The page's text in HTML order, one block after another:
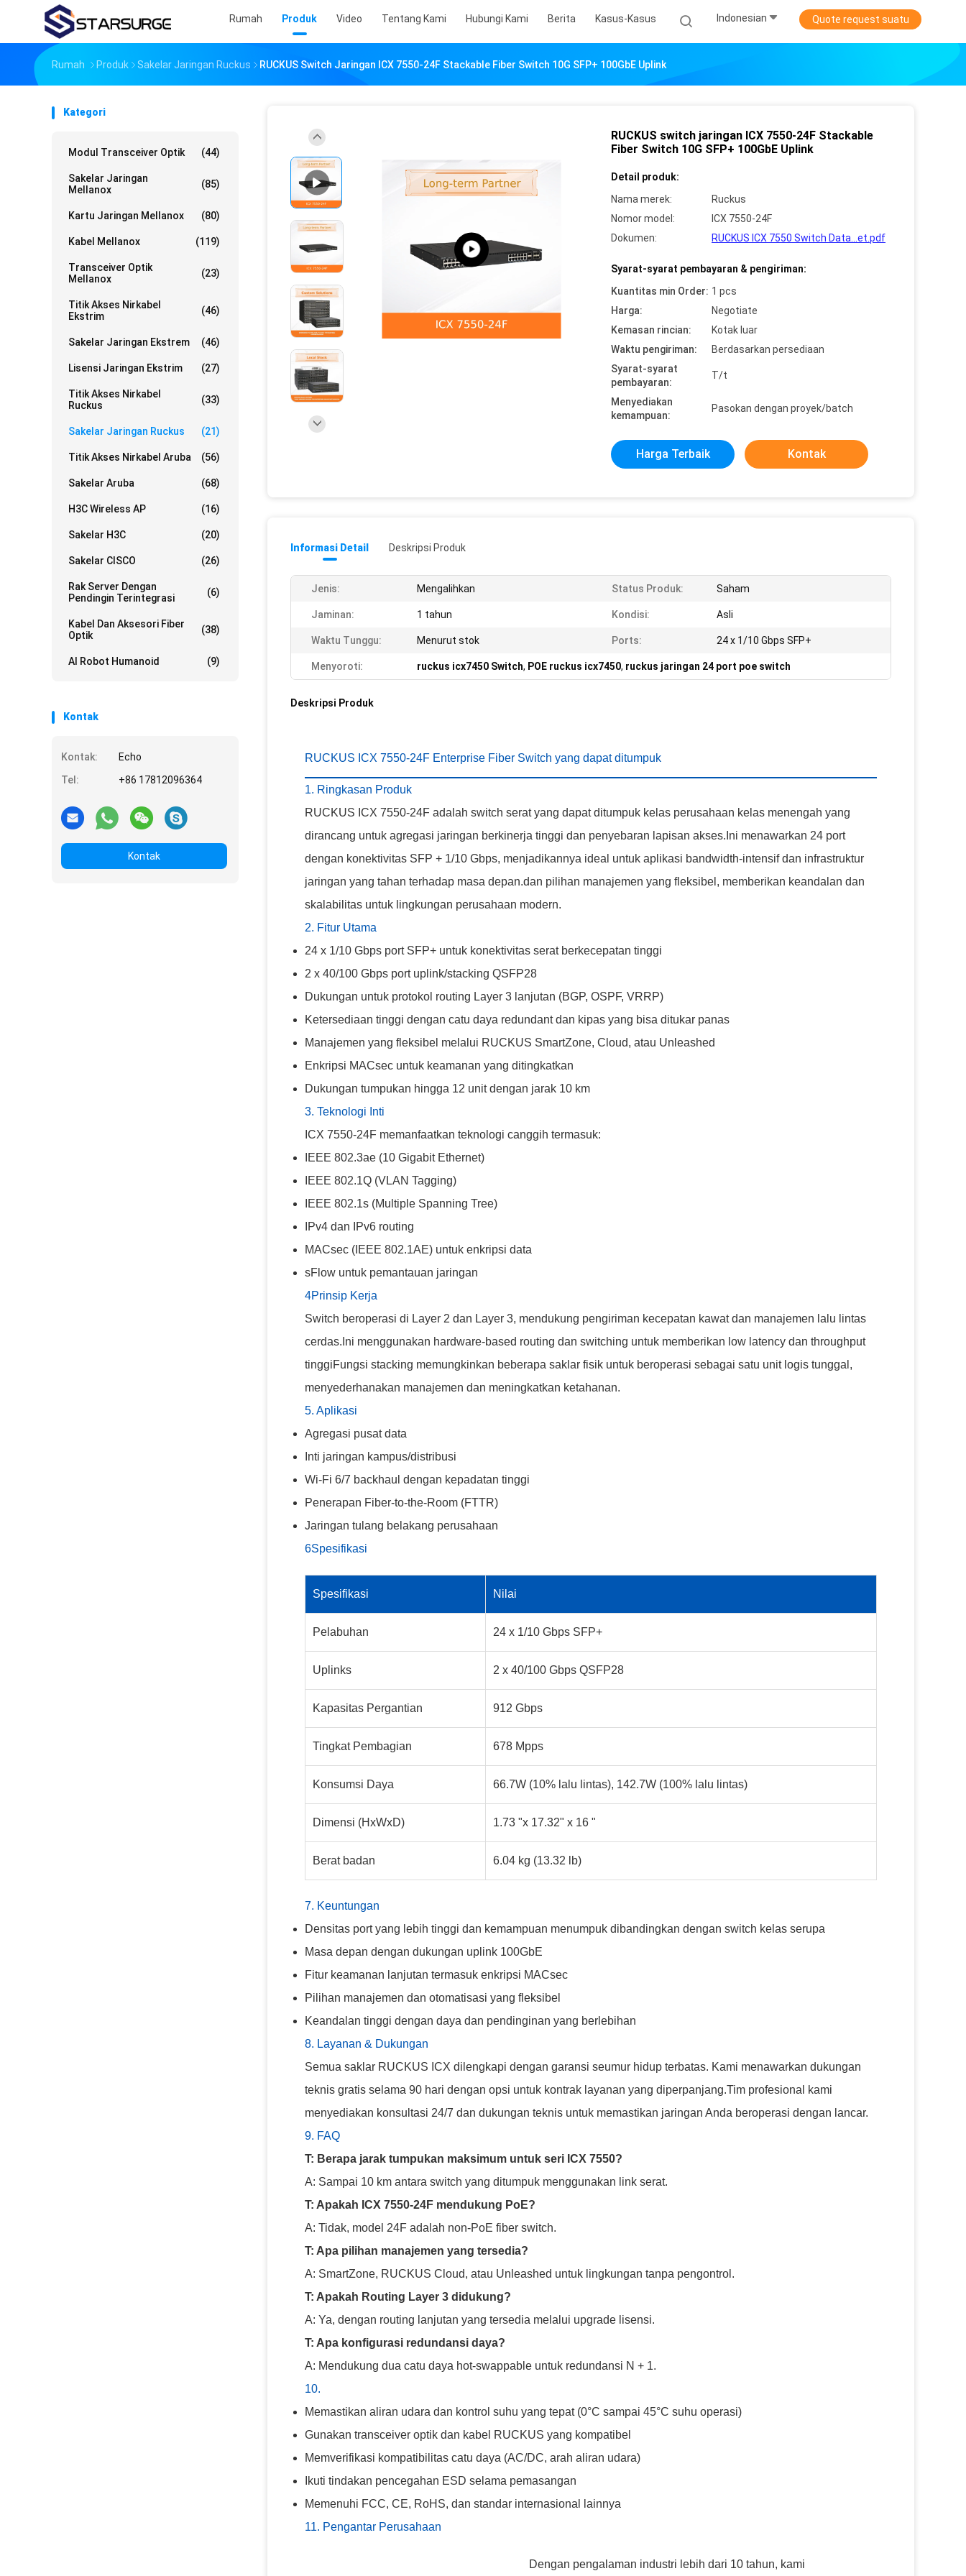
Rumah Produk Video Tentang Kami Hubungi Kami Berita Kasus-Kasus Indonesian Quote request suatu
Rumah Produk Sakelar Jaringan Ruckus RUCKUS Switch Jaringan ICX 7550-24F Stackable Fiber Switch 10G SFP+ 100GbE Uplink
Kategori
Modul Transceiver Optik (44)
Sakelar Jaringan
Mellanox
(85)
Kartu Jaringan Mellanox (80)
Kabel Mellanox (119)
Transceiver Optik
Mellanox
(23)
Titik Akses Nirkabel
Ekstrim
(46)
Sakelar Jaringan Ekstrem (46)
Lisensi Jaringan Ekstrim (27)
Titik Akses Nirkabel
Ruckus
(33)
Sakelar Jaringan Ruckus (21)
Titik Akses Nirkabel Aruba (56)
Sakelar Aruba (68)
H3C Wireless AP (16)
Sakelar H3C (20)
Sakelar CISCO (26)
Rak Server Dengan
Pendingin Terintegrasi
(6)
Kabel Dan Aksesori Fiber
Optik
(38)
AI Robot Humanoid (9)
Kontak
Kontak:
Echo
Tel:
+86 17812096364
Kontak
RUCKUS switch jaringan ICX 7550-24F Stackable
Fiber Switch 10G SFP+ 100GbE Uplink
Detail produk:
Nama merek:
Ruckus
Nomor model:
ICX 7550-24F
Dokumen:
RUCKUS ICX 7550 Switch Data...et.pdf
Syarat-syarat pembayaran & pengiriman:
Kuantitas min Order: 1 pcs
Harga:
Negotiate
Kemasan rincian:
Kotak luar
Waktu pengiriman:
Berdasarkan persediaan
Syarat-syarat
pembayaran:
T/t
Menyediakan
kemampuan:
Pasokan dengan proyek/batch
Harga Terbaik Kontak
Informasi Detail Deskripsi Produk
Jenis: Mengalihkan Status Produk: Saham
Jaminan: 1 tahun Kondisi: Asli
Waktu Tunggu: Menurut stok Ports: 24 x 1/10 Gbps SFP+
Menyoroti: ruckus icx7450 Switch, POE ruckus icx7450, ruckus jaringan 24 port poe switch
Deskripsi Produk
RUCKUS ICX 7550-24F Enterprise Fiber Switch yang dapat ditumpuk
1. Ringkasan Produk
RUCKUS ICX 7550-24F adalah switch serat yang dapat ditumpuk kelas perusahaan kelas menengah yang
dirancang untuk agregasi jaringan berkinerja tinggi dan penyebaran lapisan akses.Ini menawarkan 24 port
dengan konektivitas SFP + 1/10 Gbps, menjadikannya ideal untuk aplikasi bandwidth-intensif dan infrastruktur
jaringan yang tahan terhadap masa depan.dan pilihan manajemen yang fleksibel, memberikan keandalan dan
skalabilitas untuk lingkungan perusahaan modern.
2. Fitur Utama
24 x 1/10 Gbps port SFP+ untuk konektivitas serat berkecepatan tinggi
2 x 40/100 Gbps port uplink/stacking QSFP28
Dukungan untuk protokol routing Layer 3 lanjutan (BGP, OSPF, VRRP)
Ketersediaan tinggi dengan catu daya redundant dan kipas yang bisa ditukar panas
Manajemen yang fleksibel melalui RUCKUS SmartZone, Cloud, atau Unleashed
Enkripsi MACsec untuk keamanan yang ditingkatkan
Dukungan tumpukan hingga 12 unit dengan jarak 10 km
3. Teknologi Inti
ICX 7550-24F memanfaatkan teknologi canggih termasuk:
IEEE 802.3ae (10 Gigabit Ethernet)
IEEE 802.1Q (VLAN Tagging)
IEEE 802.1s (Multiple Spanning Tree)
IPv4 dan IPv6 routing
MACsec (IEEE 802.1AE) untuk enkripsi data
sFlow untuk pemantauan jaringan
4Prinsip Kerja
Switch beroperasi di Layer 2 dan Layer 3, mendukung pengiriman kecepatan kawat dan manajemen lalu lintas
cerdas.Ini menggunakan hardware-based routing dan switching untuk memberikan low latency dan throughput
tinggiFungsi stacking memungkinkan beberapa saklar fisik untuk beroperasi sebagai satu unit logis tunggal,
menyederhanakan manajemen dan meningkatkan ketahanan.
5. Aplikasi
Agregasi pusat data
Inti jaringan kampus/distribusi
Wi-Fi 6/7 backhaul dengan kepadatan tinggi
Penerapan Fiber-to-the-Room (FTTR)
Jaringan tulang belakang perusahaan
6Spesifikasi
Spesifikasi Nilai
Pelabuhan 24 x 1/10 Gbps SFP+
Uplinks 2 x 40/100 Gbps QSFP28
Kapasitas Pergantian 912 Gbps
Tingkat Pembagian 678 Mpps
Konsumsi Daya 66.7W (10% lalu lintas), 142.7W (100% lalu lintas)
Dimensi (HxWxD) 1.73 "x 17.32" x 16 "
Berat badan 6.04 kg (13.32 lb)
7. Keuntungan
Densitas port yang lebih tinggi dan kemampuan menumpuk dibandingkan dengan switch kelas serupa
Masa depan dengan dukungan uplink 100GbE
Fitur keamanan lanjutan termasuk enkripsi MACsec
Pilihan manajemen dan otomatisasi yang fleksibel
Keandalan tinggi dengan daya dan pendinginan yang berlebihan
8. Layanan & Dukungan
Semua saklar RUCKUS ICX dilengkapi dengan garansi seumur hidup terbatas. Kami menawarkan dukungan
teknis gratis selama 90 hari dengan opsi untuk kontrak layanan yang diperpanjang.Tim profesional kami
menyediakan konsultasi 24/7 dan dukungan teknis untuk memastikan jaringan Anda beroperasi dengan lancar.
9. FAQ
T: Berapa jarak tumpukan maksimum untuk seri ICX 7550?
A: Sampai 10 km antara switch yang ditumpuk menggunakan link serat.
T: Apakah ICX 7550-24F mendukung PoE?
A: Tidak, model 24F adalah non-PoE fiber switch.
T: Apa pilihan manajemen yang tersedia?
A: SmartZone, RUCKUS Cloud, atau Unleashed untuk lingkungan tanpa pengontrol.
T: Apakah Routing Layer 3 didukung?
A: Ya, dengan routing lanjutan yang tersedia melalui upgrade lisensi.
T: Apa konfigurasi redundansi daya?
A: Mendukung dua catu daya hot-swappable untuk redundansi N + 1.
10.
Memastikan aliran udara dan kontrol suhu yang tepat (0°C sampai 45°C suhu operasi)
Gunakan transceiver optik dan kabel RUCKUS yang kompatibel
Memverifikasi kompatibilitas catu daya (AC/DC, arah aliran udara)
Ikuti tindakan pencegahan ESD selama pemasangan
Memenuhi FCC, CE, RoHS, dan standar internasional lainnya
11. Pengantar Perusahaan
Dengan pengalaman industri lebih dari 10 tahun, kami